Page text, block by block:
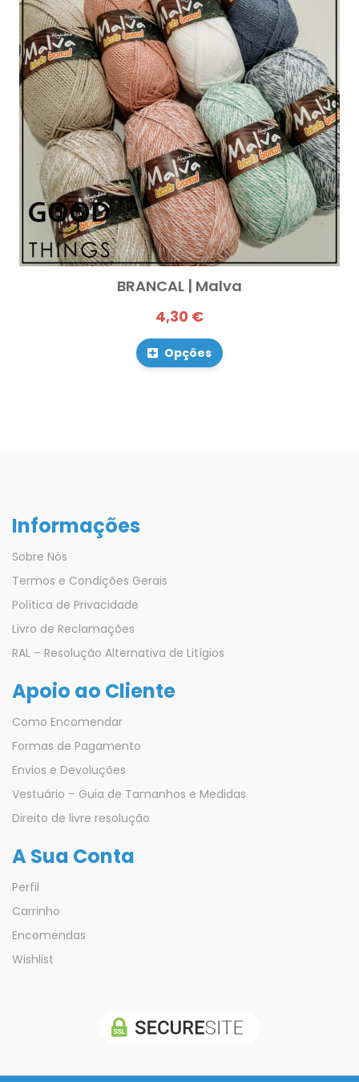
BRANCAL | Malva
4,30 €
Opções
Informações
Sobre Nós
Termos e Condições Gerais
Política de Privacidade
Livro de Reclamações
RAL – Resolução Alternativa de Litígios
Apoio ao Cliente
Como Encomendar
Formas de Pagamento
Envios e Devoluções
Vestuário – Guia de Tamanhos e Medidas
Direito de livre resolução
A Sua Conta
Perfil
Carrinho
Encomendas
Wishlist